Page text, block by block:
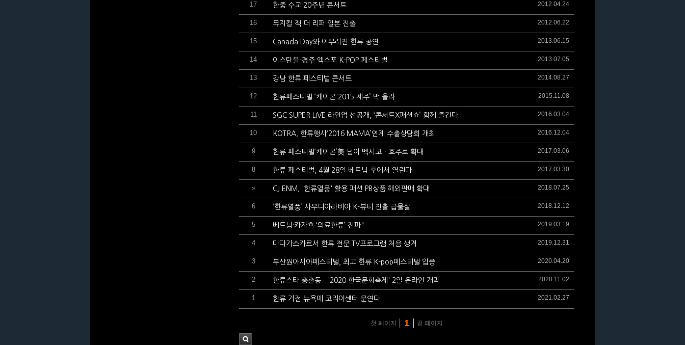
17 한중 수교 20주년 콘서트 2012.04.24
16 뮤지컬 잭 더 리퍼 일본 진출 2012.06.22
15 Canada Day와 어우러진 한류 공연 2013.06.15
14 이스탄불-경주 엑스포 K-POP 페스티벌 2013.07.05
13 강남 한류 페스티벌 콘서트 2014.08.27
12 한류페스티벌 ‘케이콘 2015 제주’ 막 올라 2015.11.08
11 SGC SUPER LIVE 라인업 선공개, ‘콘서트X패션쇼’ 함께 즐긴다 2016.03.04
10 KOTRA, 한류행사‘2016 MAMA’연계 수출상담회 개최 2016.12.04
9 한류 페스티벌‘케이콘’美 넘어 멕시코ㆍ호주로 확대 2017.03.06
8 한류 페스티벌, 4월 28일 베트남 후에서 열린다 2017.03.30
» CJ ENM, '한류열풍' 활용 패션 PB상품 해외판매 확대 2018.07.25
6 ‘한류열풍’ 사우디아라비아 K-뷰티 진출 급물살 2018.12.12
5 베트남·카자흐 ‘의료한류’ 전파" 2019.03.19
4 마다가스카르서 한류 전문 TV프로그램 처음 생겨 2019.12.31
3 부산원아시아페스티벌, 최고 한류 K-pop페스티벌 입증 2020.04.20
2 한류스타 총출동…'2020 한국문화축제' 2일 온라인 개막 2020.11.02
1 한류 거점 뉴욕에 코리아센터 문연다 2021.02.27
첫 페이지 1 끝 페이지